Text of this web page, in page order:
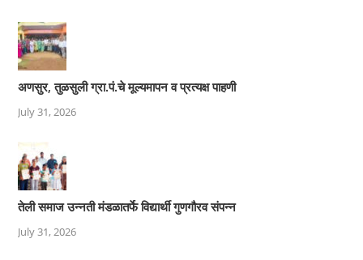
अणसुर, तुळसुली ग्रा.पं.चे मूल्यमापन व प्रत्यक्ष पाहणी
July 31, 2026
तेली समाज उन्नती मंडळातर्फे विद्यार्थी गुणगौरव संपन्न
July 31, 2026